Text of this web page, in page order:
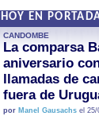
HOY EN
CANDOMBE
La comparsa
aniversario
llamadas de
fuera de
por Manel Gausachsel 25/